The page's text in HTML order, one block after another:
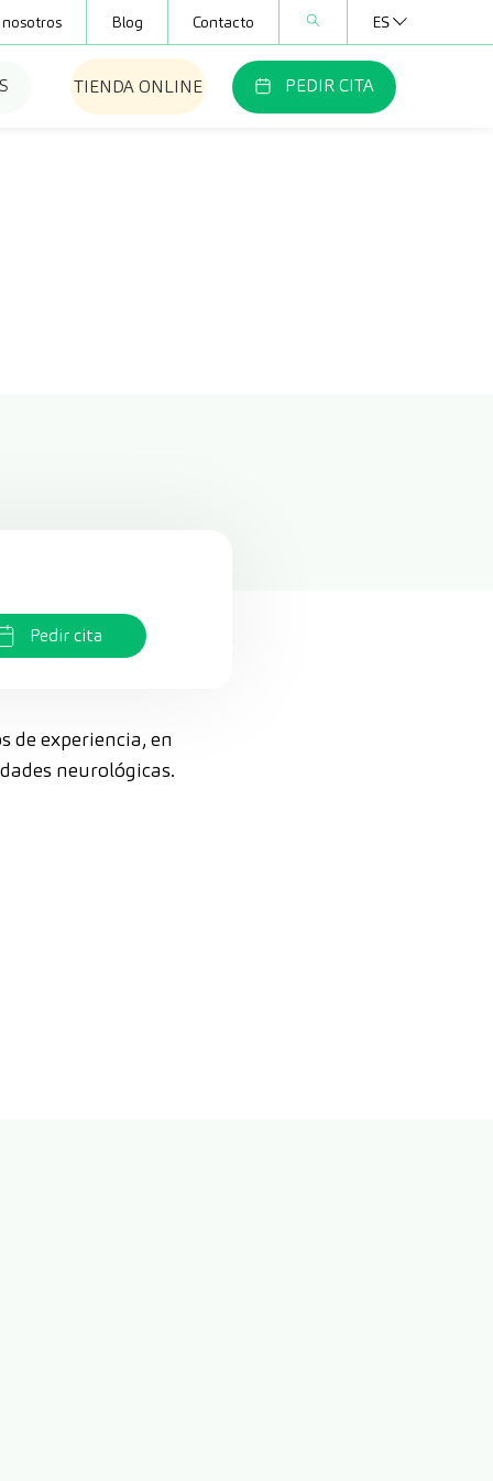
Blog Contacto ES
TIENDA ONLINE PEDIR CITA
Pedir cita
de experiencia, en
neurológicas.